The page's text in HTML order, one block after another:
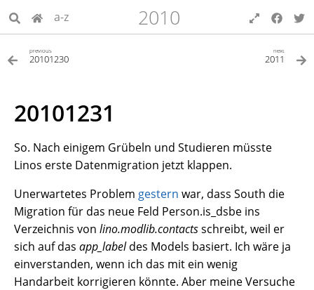
a-z 2010
previous
20101230
next
2011
20101231
So. Nach einigem Grübeln und Studieren müsste
Linos erste Datenmigration jetzt klappen.
Unerwartetes Problem gestern war, dass South die
Migration für das neue Feld Person.is_dsbe ins
Verzeichnis von lino.modlib.contactsschreibt, weil er
sich auf das app_labeldes Models basiert. Ich wäre ja
einverstanden, wenn ich das mit ein wenig
Handarbeit korrigieren könnte. Aber meine Versuche